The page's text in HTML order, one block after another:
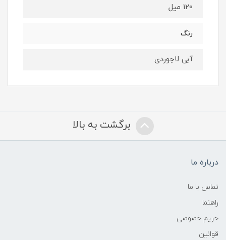
120 میل
رنگ
آبی لاجوردی
برگشت به بالا
درباره ما
تماس با ما
راهنما
حریم خصوصی
قوانین